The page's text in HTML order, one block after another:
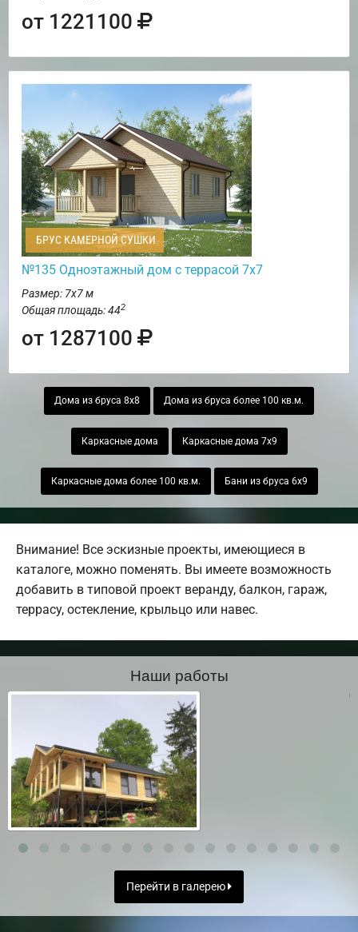
от 1221100
БРУС КАМЕРНОЙ СУШКИ
№135 Одноэтажный дом с террасой 7х7
Размер: 7х7 м
Общая площадь: 442
от 1287100
Дома из бруса 8х8 Дома из бруса более 100 кв.м.
Каркасные дома Каркасные дома 7х9
Каркасные дома более 100 кв.м. Бани из бруса 6х9
Внимание! Все эскизные проекты, имеющиеся в
каталоге, можно поменять. Вы имеете возможность
добавить в типовой проект веранду, балкон, гараж,
террасу, остекление, крыльцо или навес.
Наши работы
Перейти в галерею